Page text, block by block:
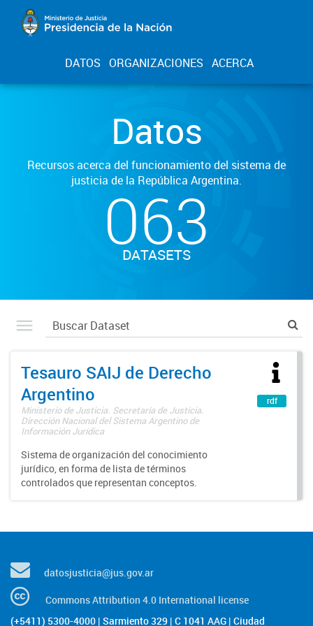
DATOS ORGANIZACIONES ACERCA
Datos
Recursos acerca del funcionamiento del sistema de
justicia de la República Argentina.
063
DATASETS
Tesauro SAIJ de Derecho
Argentino
Ministerio de Justicia. Secretaría de Justicia.
Dirección Nacional del Sistema Argentino de
Información Jurídica
Sistema de organización del conocimiento
jurídico, en forma de lista de términos
controlados que representan conceptos.
rdf
datosjusticia@jus.gov.ar
Commons Attribution 4.0 International license
(+5411) 5300-4000 | Sarmiento 329 | C 1041 AAG | Ciudad